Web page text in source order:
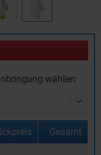
wählen:
Gesamt